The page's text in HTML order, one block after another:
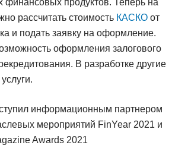
финансовых продуктов. Теперь на
рассчитать стоимость КАСКО от
и подать заявку на оформление.
оформления залогового
В разработке другие
информационным партнером
мероприятий FinYear 2021 и
Awards 2021